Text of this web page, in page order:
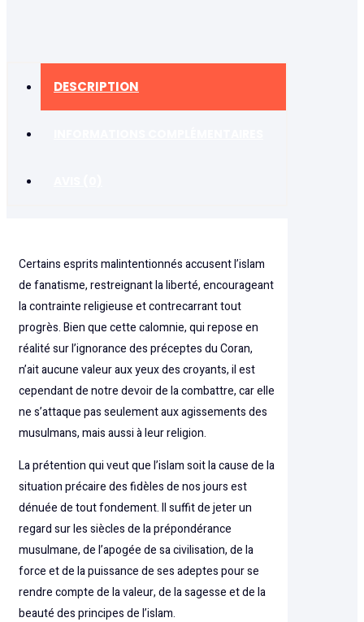
DESCRIPTION
Certains esprits malintentionnés accusent l’islam
de fanatisme, restreignant la liberté, encourageant
la contrainte religieuse et contrecarrant tout
progrès. Bien que cette calomnie, qui repose en
réalité sur l’ignorance des préceptes du Coran,
n’ait aucune valeur aux yeux des croyants, il est
cependant de notre devoir de la combattre, car elle
ne s’attaque pas seulement aux agissements des
musulmans, mais aussi à leur religion.
La prétention qui veut que l’islam soit la cause de la
situation précaire des fidèles de nos jours est
dénuée de tout fondement. Il suffit de jeter un
regard sur les siècles de la prépondérance
musulmane, de l’apogée de sa civilisation, de la
force et de la puissance de ses adeptes pour se
rendre compte de la valeur, de la sagesse et de la
beauté des principes de l’islam.